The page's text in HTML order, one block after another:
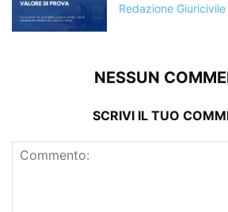
Redazione Giuricivile
NESSUN
SCRIVI IL TUO